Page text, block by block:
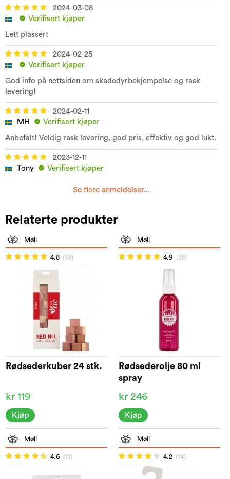
2024-03-08
Verifisert kjøper
Lett plassert
2024-02-25
Verifisert kjøper
God info på nettsiden om skadedyrbekjempelse og rask
levering!
2024-02-11
MH
Verifisert kjøper
Anbefalt! Veldig rask levering, god pris, effektiv og god lukt.
2023-12-11
Tony
Verifisert kjøper
Se flere anmeldelser...
Relaterte produkter
Møll
4.8 (19)
Rødsederkuber 24 stk.
kr 119
Kjøp
Møll
4.9 (36)
Rødsederolje 80 ml
spray
kr 246
Kjøp
Møll
4.6 (11)
Møll
4.2 (14)